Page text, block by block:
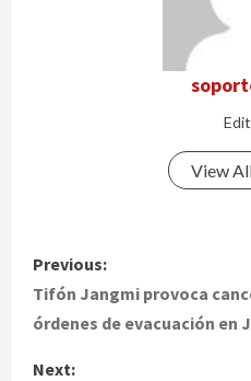
View
P
o
Previous:
Tifón Jangmi provoca
órdenes de evacuación en
Next: